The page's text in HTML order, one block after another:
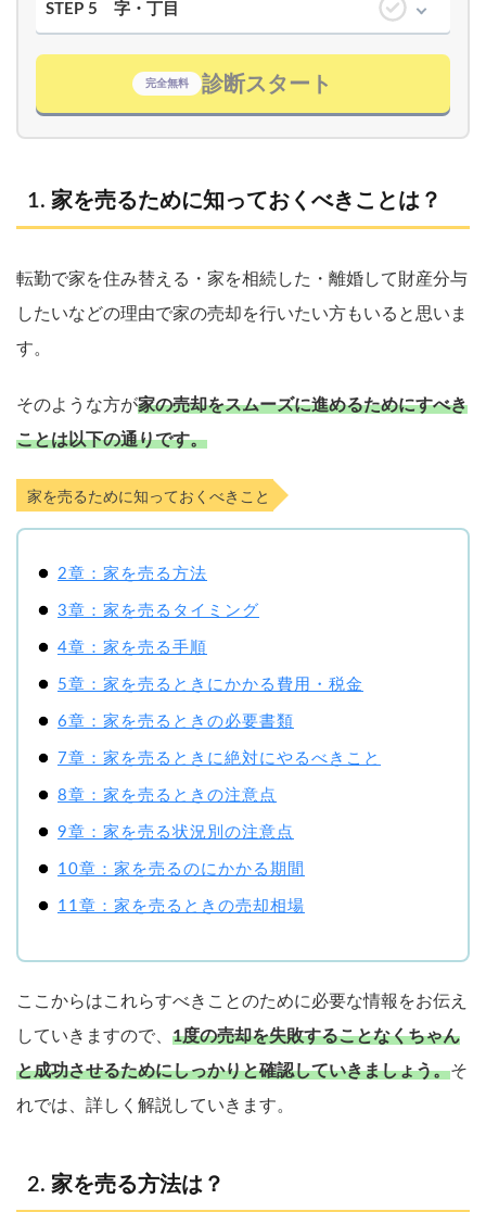
STEP 5 字・丁目
完全無料 診断スタート
家を売るために知っておくべきことは？
転勤で家を住み替える・家を相続した・離婚して財産分与
したいなどの理由で家の売却を行いたい方もいると思いま
す。
そのような方が家の売却をスムーズに進めるためにすべき
ことは以下の通りです。
家を売るために知っておくべきこと
2章：家を売る方法
3章：家を売るタイミング
4章：家を売る手順
5章：家を売るときにかかる費用・税金
6章：家を売るときの必要書類
7章：家を売るときに絶対にやるべきこと
8章：家を売るときの注意点
9章：家を売る状況別の注意点
10章：家を売るのにかかる期間
11章：家を売るときの売却相場
ここからはこれらすべきことのために必要な情報をお伝え
していきますので、 1度の売却を失敗することなくちゃん
と成功させるためにしっかりと確認していきましょう。そ
れでは、詳しく解説していきます。
家を売る方法は？